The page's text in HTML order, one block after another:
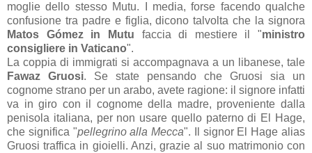
moglie dello stesso Mutu. I media, forse facendo qualche
confusione tra padre e figlia, dicono talvolta che la signora
Matos Gómez in Mutu faccia di mestiere il "ministro
consigliere in Vaticano".
La coppia di immigrati si accompagnava a un libanese, tale
Fawaz Gruosi. Se state pensando che Gruosi sia un
cognome strano per un arabo, avete ragione: il signore infatti
va in giro con il cognome della madre, proveniente dalla
penisola italiana, per non usare quello paterno di El Hage,
che significa "pellegrino alla Mecca". Il signor El Hage alias
Gruosi traffica in gioielli. Anzi, grazie al suo matrimonio con